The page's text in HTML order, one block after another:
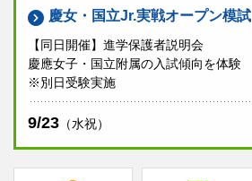
慶女・国立Jr.実戦オープン模試
【同日開催】進学保護者説明会
慶應女子・国立附属の入試傾向を体験
※別日受験実施
9/23 （水祝）